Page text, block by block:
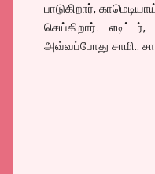
பாடுகிறார்,
செய்கிறார்.
அவ்வப்போது சாமி..